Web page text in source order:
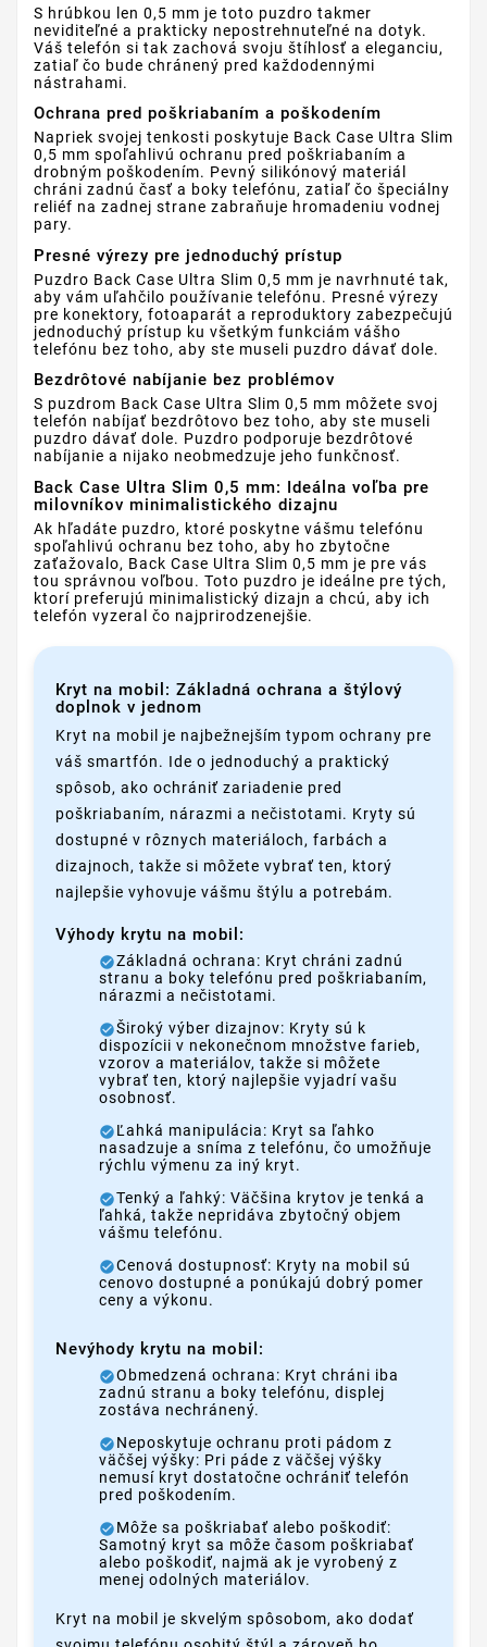
S hrúbkou len 0,5 mm je toto puzdro takmer
neviditeľné a prakticky nepostrehnuteľné na dotyk.
Váš telefón si tak zachová svoju štíhlosť a eleganciu,
zatiaľ čo bude chránený pred každodennými
nástrahami.
Ochrana pred poškriabaním a poškodením
Napriek svojej tenkosti poskytuje Back Case Ultra Slim
0,5 mm spoľahlivú ochranu pred poškriabaním a
drobným poškodením. Pevný silikónový materiál
chráni zadnú časť a boky telefónu, zatiaľ čo špeciálny
reliéf na zadnej strane zabraňuje hromadeniu vodnej
pary.
Presné výrezy pre jednoduchý prístup
Puzdro Back Case Ultra Slim 0,5 mm je navrhnuté tak,
aby vám uľahčilo používanie telefónu. Presné výrezy
pre konektory, fotoaparát a reproduktory zabezpečujú
jednoduchý prístup ku všetkým funkciám vášho
telefónu bez toho, aby ste museli puzdro dávať dole.
Bezdrôtové nabíjanie bez problémov
S puzdrom Back Case Ultra Slim 0,5 mm môžete svoj
telefón nabíjať bezdrôtovo bez toho, aby ste museli
puzdro dávať dole. Puzdro podporuje bezdrôtové
nabíjanie a nijako neobmedzuje jeho funkčnosť.
Back Case Ultra Slim 0,5 mm: Ideálna voľba pre
milovníkov minimalistického dizajnu
Ak hľadáte puzdro, ktoré poskytne vášmu telefónu
spoľahlivú ochranu bez toho, aby ho zbytočne
zaťažovalo, Back Case Ultra Slim 0,5 mm je pre vás
tou správnou voľbou. Toto puzdro je ideálne pre tých,
ktorí preferujú minimalistický dizajn a chcú, aby ich
telefón vyzeral čo najprirodzenejšie.
Kryt na mobil: Základná ochrana a štýlový
doplnok v jednom
Kryt na mobil je najbežnejším typom ochrany pre
váš smartfón. Ide o jednoduchý a praktický
spôsob, ako ochrániť zariadenie pred
poškriabaním, nárazmi a nečistotami. Kryty sú
dostupné v rôznych materiáloch, farbách a
dizajnoch, takže si môžete vybrať ten, ktorý
najlepšie vyhovuje vášmu štýlu a potrebám.
Výhody krytu na mobil:
Základná ochrana: Kryt chráni zadnú
stranu a boky telefónu pred poškriabaním,
nárazmi a nečistotami.
Široký výber dizajnov: Kryty sú k
dispozícii v nekonečnom množstve farieb,
vzorov a materiálov, takže si môžete
vybrať ten, ktorý najlepšie vyjadrí vašu
osobnosť.
Ľahká manipulácia: Kryt sa ľahko
nasadzuje a sníma z telefónu, čo umožňuje
rýchlu výmenu za iný kryt.
Tenký a ľahký: Väčšina krytov je tenká a
ľahká, takže nepridáva zbytočný objem
vášmu telefónu.
Cenová dostupnosť: Kryty na mobil sú
cenovo dostupné a ponúkajú dobrý pomer
ceny a výkonu.
Nevýhody krytu na mobil:
Obmedzená ochrana: Kryt chráni iba
zadnú stranu a boky telefónu, displej
zostáva nechránený.
Neposkytuje ochranu proti pádom z
väčšej výšky: Pri páde z väčšej výšky
nemusí kryt dostatočne ochrániť telefón
pred poškodením.
Môže sa poškriabať alebo poškodiť:
Samotný kryt sa môže časom poškriabať
alebo poškodiť, najmä ak je vyrobený z
menej odolných materiálov.
Kryt na mobil je skvelým spôsobom, ako dodať